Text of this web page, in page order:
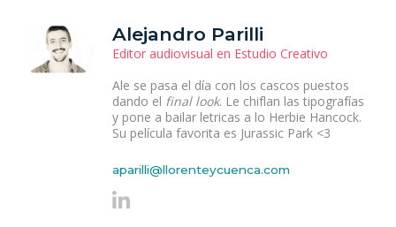
Alejandro Parilli
Editor audiovisual en Estudio Creativo
Ale se pasa el día con los cascos puestos
dando el final look. Le chiflan las tipografías
y pone a bailar letricas a lo Herbie Hancock.
Su película favorita es Jurassic Park <3
aparilli@llorenteycuenca.com